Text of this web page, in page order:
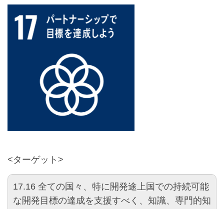
<ターゲット>
17.16 全ての国々、特に開発途上国での持続可能
な開発目標の達成を支援すべく、知識、専門的知